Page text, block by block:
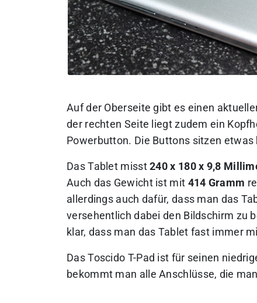
Auf der Oberseite gibt es einen
der rechten Seite liegt zudem ein
Powerbutton. Die Buttons sitzen
Das Tablet misst240 x 180 x 9,8
Auch das Gewicht ist mit 414 Gramm
allerdings auch dafür, dass man das
versehentlich dabei den Bildschirm zu
klar, dass man das Tablet fast immer
Das Toscido T-Pad ist für seinen
bekommt man alle Anschlüsse, die